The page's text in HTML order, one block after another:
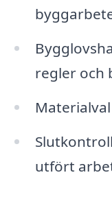
regler och
utfört